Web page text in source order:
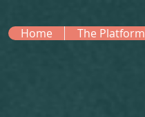
Home The Platform